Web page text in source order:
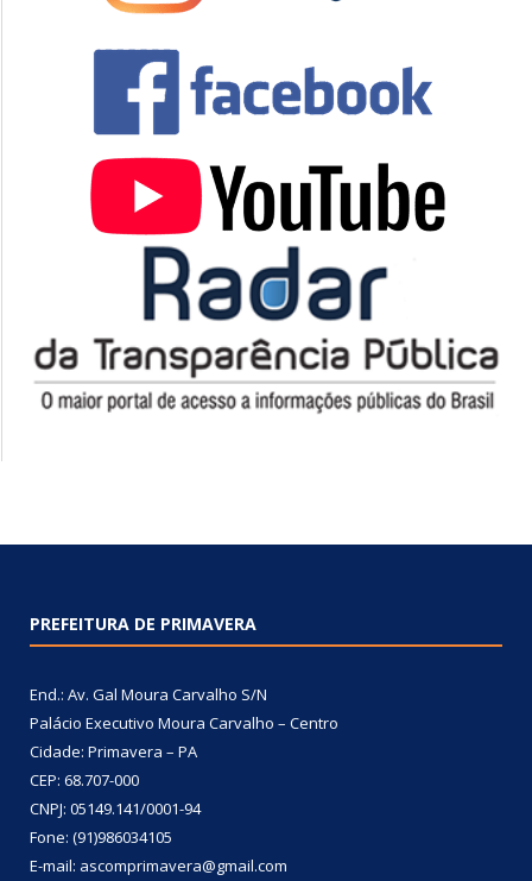
PREFEITURA DE PRIMAVERA
End.: Av. Gal Moura Carvalho S/N
Palácio Executivo Moura Carvalho – Centro
Cidade: Primavera – PA
CEP: 68.707-000
CNPJ: 05149.141/0001-94
Fone: (91)986034105
E-mail: ascomprimavera@gmail.com